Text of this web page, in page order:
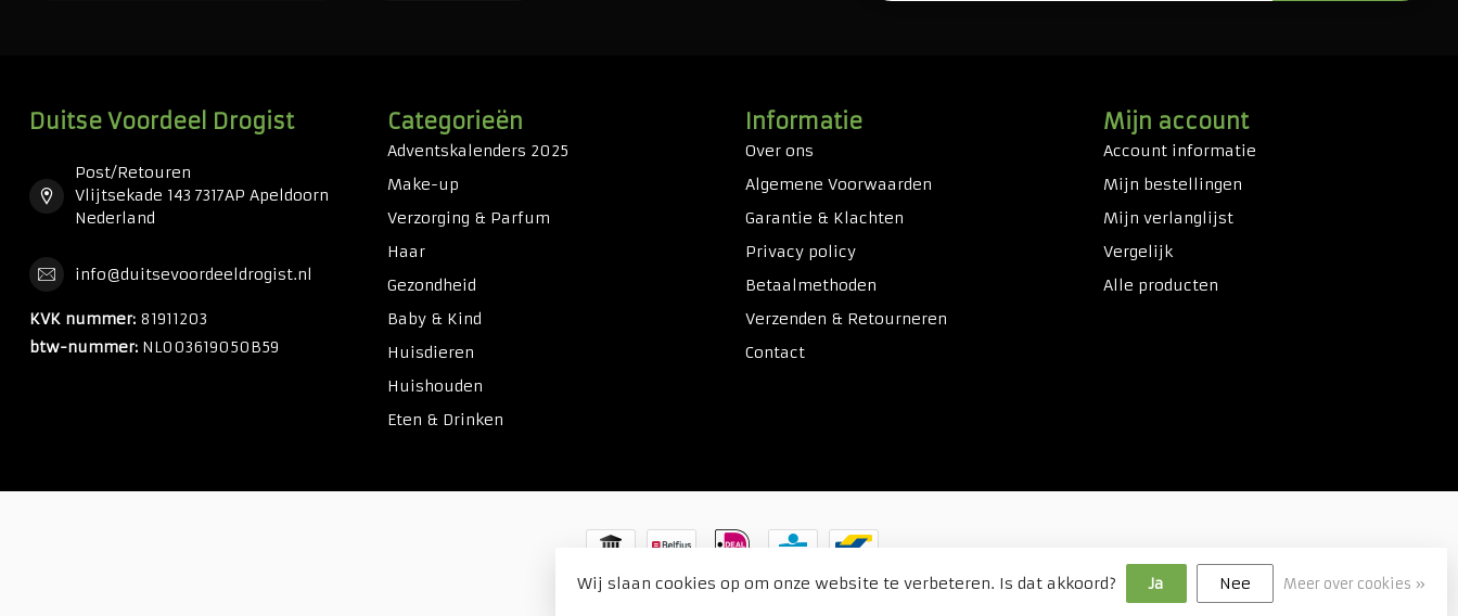
Duitse Voordeel Drogist
Post/Retouren
Vlijtsekade 143 7317AP Apeldoorn
Nederland
info@duitsevoordeeldrogist.nl
KVK nummer: 81911203
btw-nummer: NL003619050B59
Categorieën
Adventskalenders 2025
Make-up
Verzorging & Parfum
Haar
Gezondheid
Baby & Kind
Huisdieren
Huishouden
Eten & Drinken
Informatie
Over ons
Algemene Voorwaarden
Garantie & Klachten
Privacy policy
Betaalmethoden
Verzenden & Retourneren
Contact
Mijn account
Account informatie
Mijn bestellingen
Mijn verlanglijst
Vergelijk
Alle producten
© Copyright 2026 Duitse Voordeel Drogist
Wij slaan cookies op om onze website te verbeteren. Is dat akkoord? Ja Nee Meer over cookies »